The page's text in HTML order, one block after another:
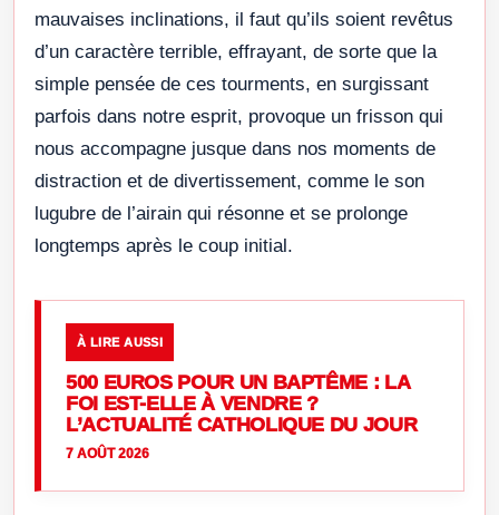
mauvaises inclinations, il faut qu’ils soient revêtus
d’un caractère terrible, effrayant, de sorte que la
simple pensée de ces tourments, en surgissant
parfois dans notre esprit, provoque un frisson qui
nous accompagne jusque dans nos moments de
distraction et de divertissement, comme le son
lugubre de l’airain qui résonne et se prolonge
longtemps après le coup initial.
À LIRE AUSSI
500 EUROS POUR UN BAPTÊME : LA
FOI EST-ELLE À VENDRE ?
L’ACTUALITÉ CATHOLIQUE DU JOUR
7 AOÛT 2026